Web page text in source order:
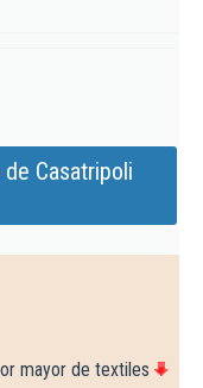
Casatripoli
mayor de textiles